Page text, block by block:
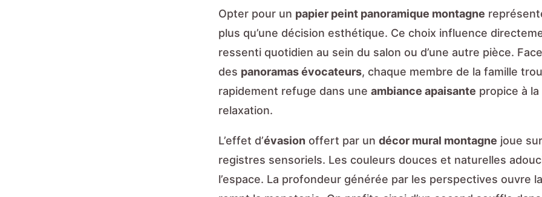
Opter pour un papier peint panoramique montagne
plus qu’une décision esthétique. Ce choix influence
ressenti quotidien au sein du salon ou d’une autre pièce.
des panoramas évocateurs, chaque membre de la famille
rapidement refuge dans uneambiance apaisante propice à la
relaxation.
L’effet d’évasion offert par undécor mural montagne joue
registres sensoriels. Les couleurs douces et naturelles
l’espace. La profondeur générée par les perspectives ouvre